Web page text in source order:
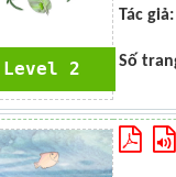
Level 2
Tác giả:
Số